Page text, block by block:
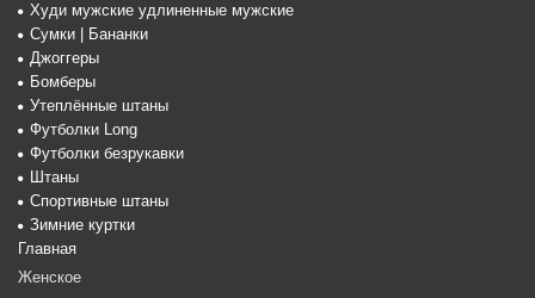
Худи мужские удлиненные мужские
Сумки | Бананки
Джоггеры
Бомберы
Утеплённые штаны
Футболки Long
Футболки безрукавки
Штаны
Спортивные штаны
Зимние куртки
Главная
Женское